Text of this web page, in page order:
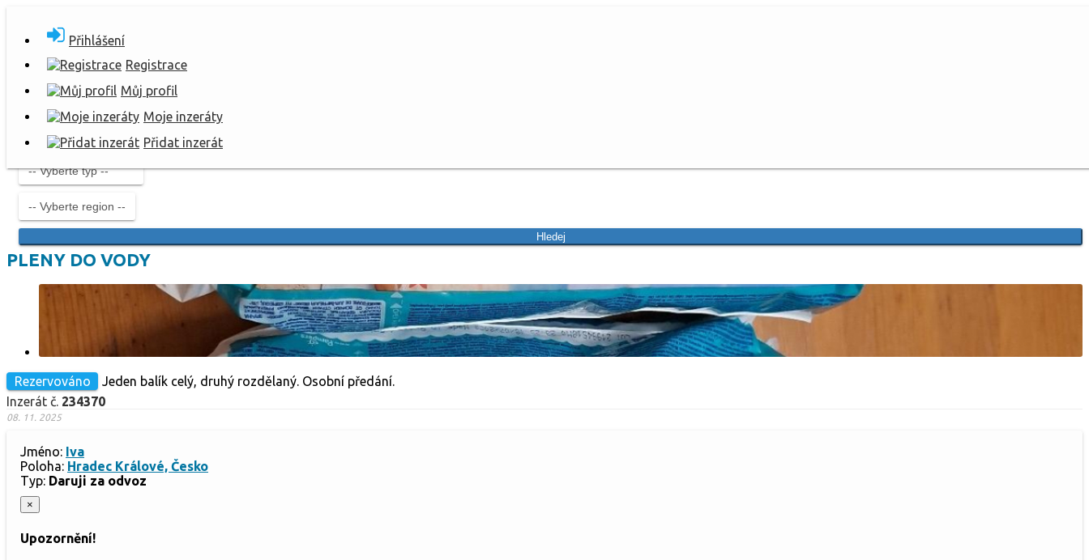
Přihlášení
Registrace
Můj profil
Moje inzeráty
Přidat inzerát
Hledej
PLENY DO VODY
Rezervováno
Jeden balík celý, druhý rozdělaný. Osobní předání.
Inzerát č. 234370
08. 11. 2025
Jméno: Iva
Poloha: Hradec Králové, Česko
Typ: Daruji za odvoz
×
Upozornění!